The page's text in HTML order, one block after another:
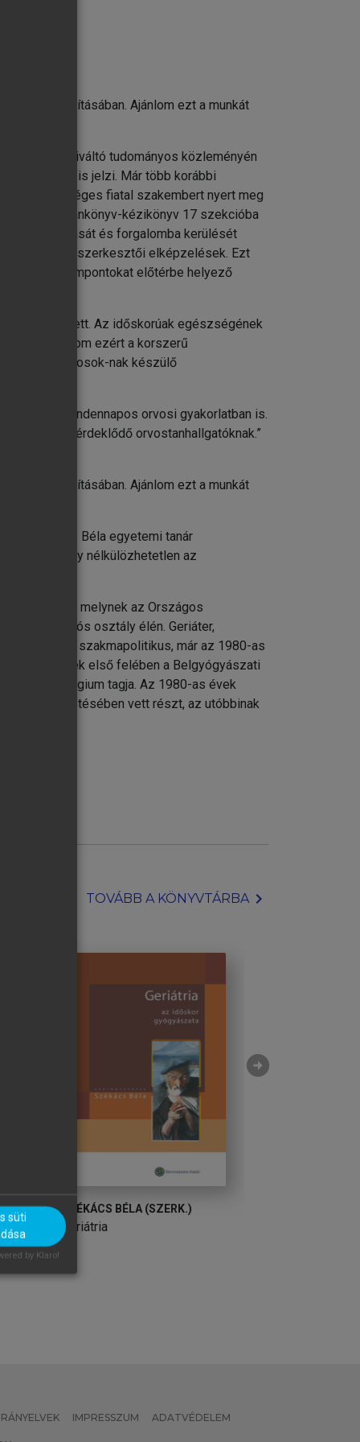
biztosításában. Ajánlom ezt a munkát
kiváltó tudományos közleményén
részvétele is jelzi. Már több korábbi
több tehetséges fiatal szakembert nyert meg
geriátriai tankönyv-kézikönyv 17 szekcióba
bemutatását és forgalomba kerülését
korszerű szerkesztői elképzelések. Ezt
klinikai szempontokat előtérbe helyező
születetett. Az időskorúak egészségének
Ajánlom ezért a korszerű
szakorvosok-nak készülő
nyújt a mindennapos orvosi gyakorlatban is.
iránt érdeklődő orvostanhallgatóknak.”
biztosításában. Ajánlom ezt a munkát
Székács Béla egyetemi tanár
könyv, amely nélkülözhetetlen az
dolgozik, melynek az Országos
rehabilitációs osztály élén. Geriáter,
Aktív szakmapolitikus, már az 1980-as
1990-es évek első felében a Belgyógyászati
Kollégium tagja. Az 1980-as évek
vezetésében vett részt, az utóbbinak
TOVÁBB A KÖNYVTÁRBAchevron_right
SZÉKÁCS BÉLA (SZERK.)
Geriátria
arrow_circle_right
IMPRESSZUM ADATVÉDELEM
süti
by Klaro!